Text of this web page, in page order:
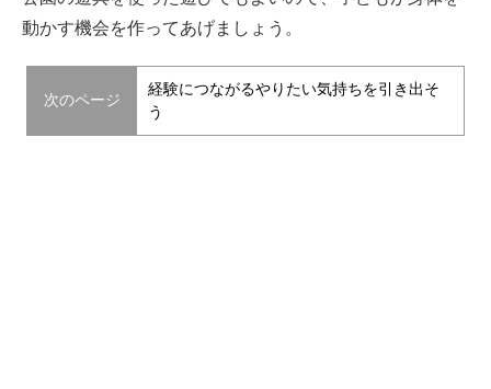
動かす機会を作ってあげましょう。
次のページ
経験につながるやりたい気持ちを引き出そ
う